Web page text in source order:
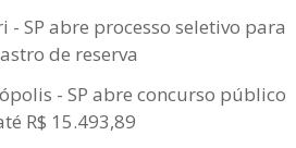
- SP abre processo seletivo para
de reserva
- SP abre concurso público
R$ 15.493,89